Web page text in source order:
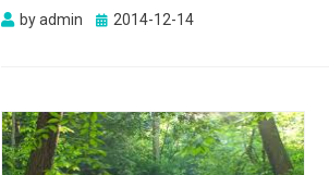
byadmin
Posted
2014-12-14